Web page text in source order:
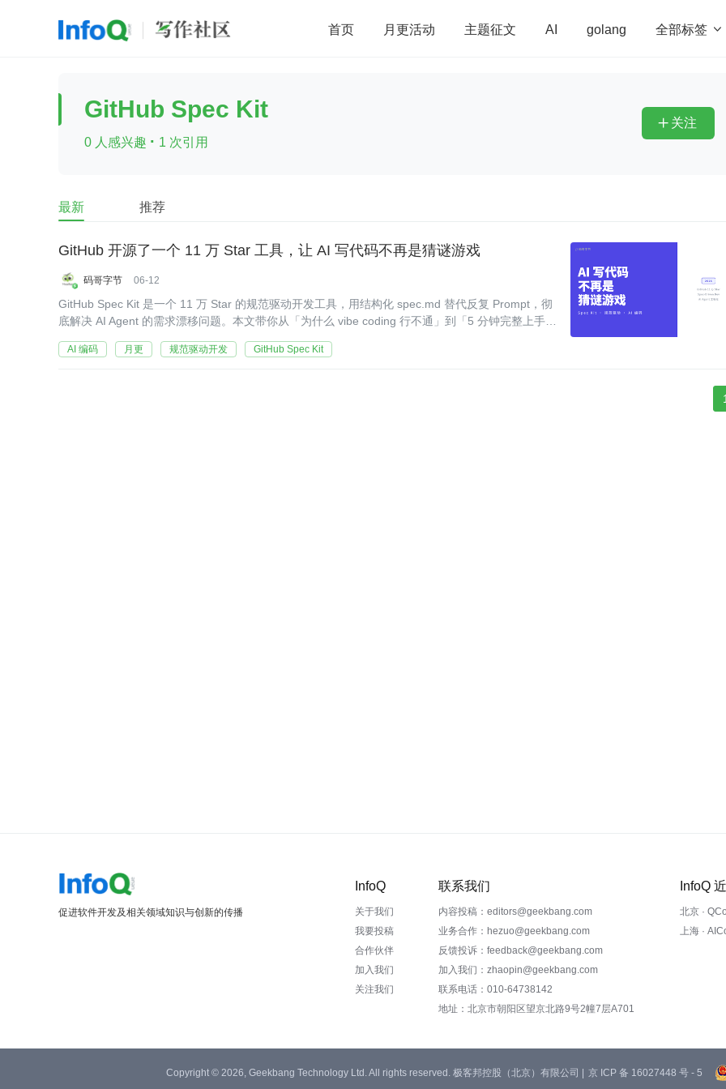
首页 月更活动 主题征文 AI golang 全部标签 
前端 AI 大数据 团队管理 redis
查看更多
GitHub Spec Kit
0 人感兴趣 · 1 次引用
 关注
最新 推荐
GitHub 开源了一个 11 万 Star 工具，让 AI 写代码不再是猜谜游戏
码哥字节 06-12
GitHub Spec Kit 是一个 11 万 Star 的规范驱动开发工具，用结构化 spec.md 替代反复 Prompt，彻
底解决 AI Agent 的需求漂移问题。本文带你从「为什么 vibe coding 行不通」到「5 分钟完整上手 S
AI 编码 月更 规范驱动开发 GitHub Spec Kit
1
促进软件开发及相关领域知识与创新的传播
InfoQ
关于我们
我要投稿
合作伙伴
加入我们
关注我们
联系我们
内容投稿：editors@geekbang.com
业务合作：hezuo@geekbang.com
反馈投诉：feedback@geekbang.com
加入我们：zhaopin@geekbang.com
联系电话：010-64738142
地址：北京市朝阳区望京北路9号2幢7层A701
InfoQ
北京 ·
上海 ·
Copyright © 2026, Geekbang Technology Ltd. All rights reserved. 极客邦控股（北京）有限公司 | 京 ICP 备 16027448 号 - 5